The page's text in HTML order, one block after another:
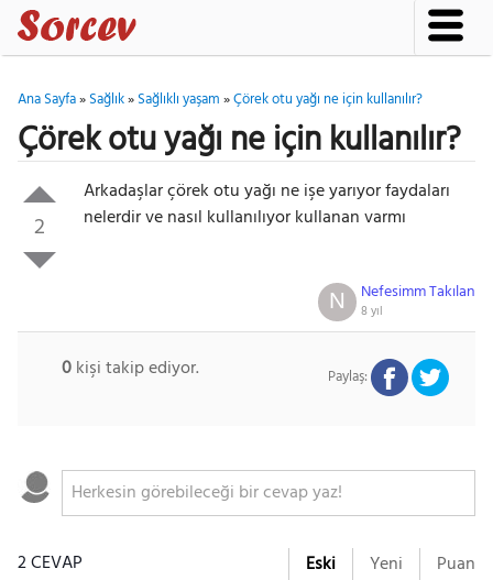
Ana Sayfa»Sağlık»Sağlıklı yaşam»Çörek otu yağı ne için kullanılır?
Çörek otu yağı ne için kullanılır?
2
Arkadaşlar çörek otu yağı ne işe yarıyor faydaları
nelerdir ve nasıl kullanılıyor kullanan varmı
Nefesimm Takılan
8 yıl
N
0kişi takip ediyor. Paylaş:
2 CEVAP Eski Yeni Puan